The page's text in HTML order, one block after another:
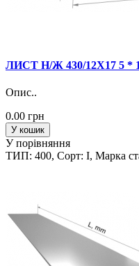
ЛИСТ Н/Ж 430/12Х17 5 *
Опис..
0.00 грн
У кошик
У порівняння
ТИП: 400, Сорт: I, Марка